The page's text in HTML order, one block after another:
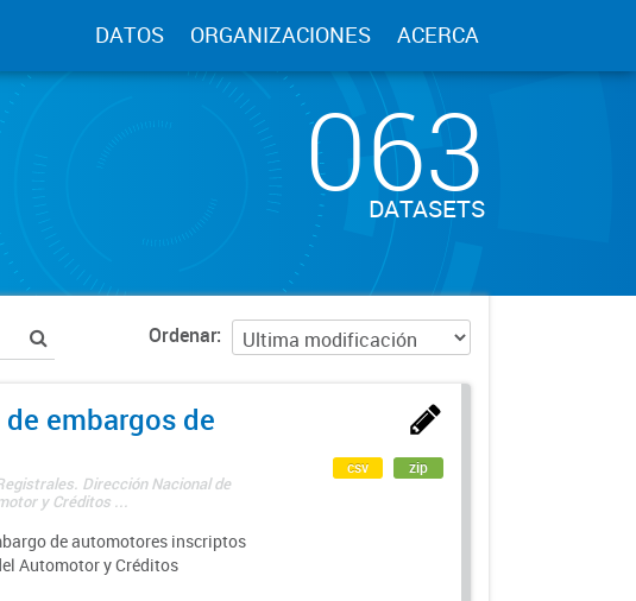
DATOS ORGANIZACIONES ACERCA
063
DATASETS
Ordenar
embargos de
Dirección Nacional de
y Créditos ...
de automotores inscriptos
Automotor y Créditos
csv zip